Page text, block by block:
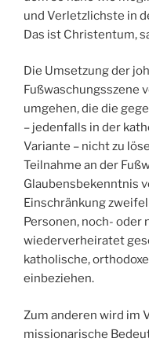
und Verletzlichste in
Das ist Christentum,
Die Umsetzung der
Fußwaschungsszene
umgehen, die die
– jedenfalls in der
Variante – nicht zu
Teilnahme an der
Glaubensbekenntnis
Einschränkung
Personen, noch-
wiederverheiratet
katholische,
einbeziehen.
Zum anderen wird im
missionarische